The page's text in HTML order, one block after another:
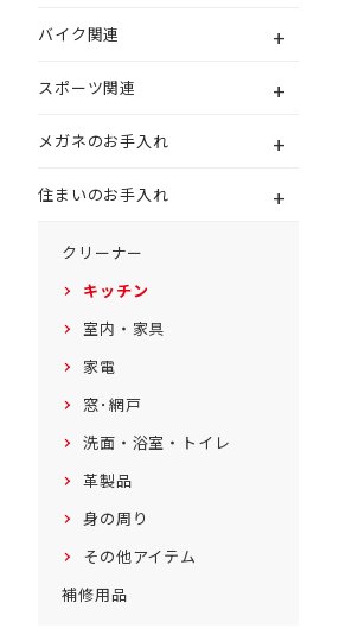
バイク関連 +
スポーツ関連 +
メガネのお手入れ +
住まいのお手入れ +
クリーナー
キッチン
室内・家具
家電
窓･網戸
洗面・浴室・トイレ
革製品
身の周り
その他アイテム
補修用品